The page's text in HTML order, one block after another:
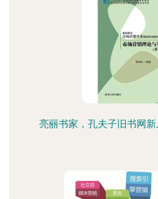
亮丽书家，孔夫子旧书网